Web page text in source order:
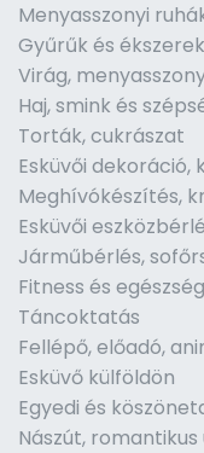
Menyasszonyi
Gyűrűk és ékszerek
Virág,
Haj, smink és
Torták, cukrászat
Esküvői dekoráció,
Meghívókészítés,
Esküvői
Járműbérlés,
Fitness és egészség
Táncoktatás
Fellépő, előadó,
Esküvő külföldön
Egyedi és
Nászút, romantikus